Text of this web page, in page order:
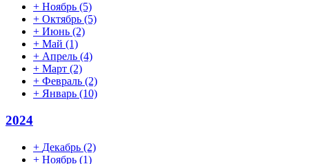
+ Ноябрь (5)
+ Октябрь (5)
+ Июнь (2)
+ Май (1)
+ Апрель (4)
+ Март (2)
+ Февраль (2)
+ Январь (10)
2024
+ Декабрь (2)
+ Ноябрь (1)